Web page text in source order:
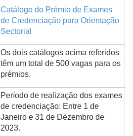
Catálogo do Prémio de Exames
de Credenciação para Orientação
Sectorial
Os dois catálogos acima referidos
têm um total de 500 vagas para os
prémios.
Período de realização dos exames
de credenciação: Entre 1 de
Janeiro e 31 de Dezembro de
2023.